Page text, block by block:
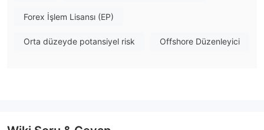
bulunmaktadır.
Hesap Türü
Forex İşlem Lisansı (EP)
Orta düzeyde potansiyel risk Offshore Düzenleyici